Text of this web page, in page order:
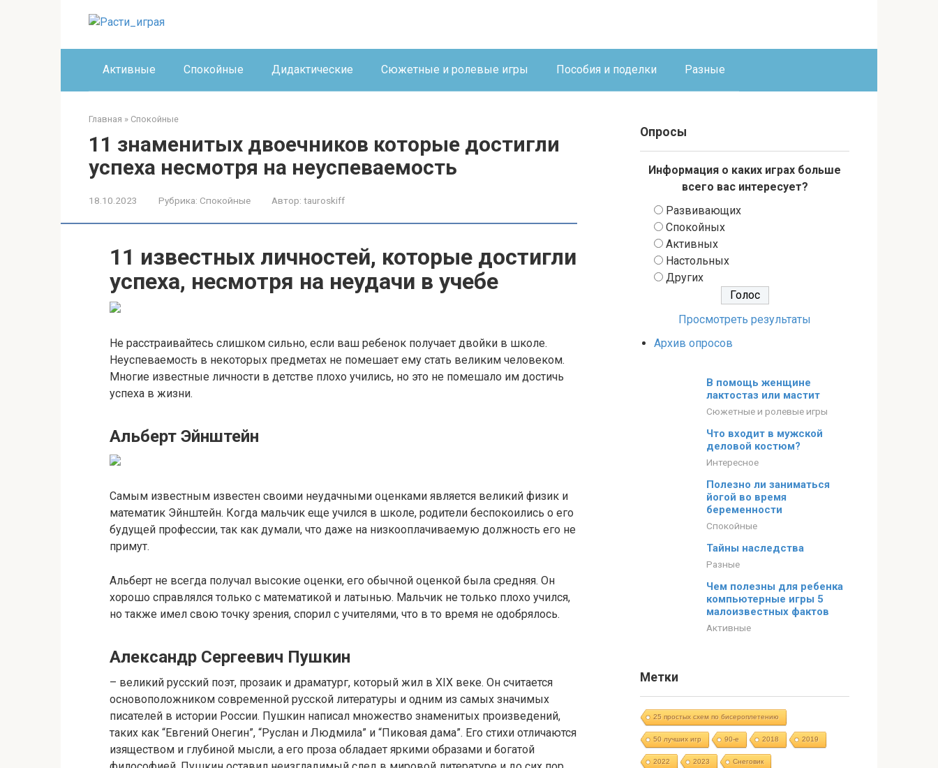
Активные Спокойные Дидактические Сюжетные и ролевые игры Пособия и поделки Разные
Главная » Спокойные
11 знаменитых двоечников которые достигли
успеха несмотря на неуспеваемость
18.10.2023 Рубрика: Спокойные Автор: tauroskiff
11 известных личностей, которые достигли
успеха, несмотря на неудачи в учебе
Не расстраивайтесь слишком сильно, если ваш ребенок получает двойки в школе.
Неуспеваемость в некоторых предметах не помешает ему стать великим человеком.
Многие известные личности в детстве плохо учились, но это не помешало им достичь
успеха в жизни.
Альберт Эйнштейн
Самым известным известен своими неудачными оценками является великий физик и
математик Эйнштейн. Когда мальчик еще учился в школе, родители беспокоились о его
будущей профессии, так как думали, что даже на низкооплачиваемую должность его не
примут.
Альберт не всегда получал высокие оценки, его обычной оценкой была средняя. Он
хорошо справлялся только с математикой и латынью. Мальчик не только плохо учился,
но также имел свою точку зрения, спорил с учителями, что в то время не одобрялось.
Александр Сергеевич Пушкин
– великий русский поэт, прозаик и драматург, который жил в XIX веке. Он считается
основоположником современной русской литературы и одним из самых значимых
писателей в истории России. Пушкин написал множество знаменитых произведений,
таких как “Евгений Онегин”, “Руслан и Людмила” и “Пиковая дама”. Его стихи отличаются
изяществом и глубиной мысли, а его проза обладает яркими образами и богатой
Опросы
Информация о каких играх больше
всего вас интересует?
Развивающих
Спокойных
Активных
Настольных
Других
Просмотреть результаты
Архив опросов
В помощь женщине
лактостаз или мастит
Сюжетные и ролевые игры
Что входит в мужской
деловой костюм?
Интересное
Полезно ли заниматься
йогой во время
беременности
Спокойные
Тайны наследства
Разные
Чем полезны для ребенка
компьютерные игры 5
малоизвестных фактов
Активные
Метки
25 простых схем по бисероплетению
50 лучших игр 90-е 2018 2019
2022 2023 Cнеговик